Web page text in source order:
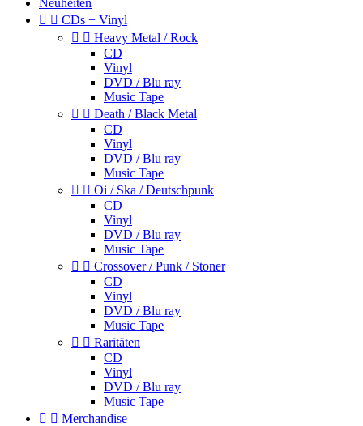
  CDs + Vinyl
  Heavy Metal / Rock
CD
Vinyl
DVD / Blu ray
Music Tape
  Death / Black Metal
CD
Vinyl
DVD / Blu ray
Music Tape
  Oi / Ska / Deutschpunk
CD
Vinyl
DVD / Blu ray
Music Tape
  Crossover / Punk / Stoner
CD
Vinyl
DVD / Blu ray
Music Tape
  Raritäten
CD
Vinyl
DVD / Blu ray
Music Tape
  Merchandise